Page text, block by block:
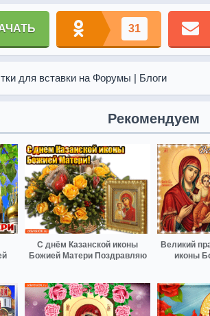
31
для вставки на Форумы | Блоги
Рекомендуем
С днём Казанской иконы
Божией Матери Поздравляю
Великий
иконы